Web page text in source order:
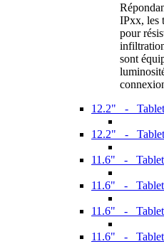
IPxx, les
pour
sont
12.2" -
12.2" -
11.6" -
11.6" -
11.6" -
11.6" -